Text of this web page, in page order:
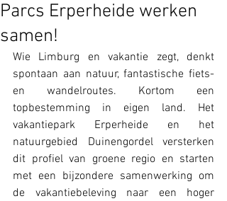
Parcs Erperheide werken
samen!
Wie Limburg en vakantie zegt, denkt
spontaan aan natuur, fantastische fiets-
en wandelroutes. Kortom een
topbestemming in eigen land. Het
vakantiepark Erperheide en het
natuurgebied Duinengordel versterken
dit profiel van groene regio en starten
met een bijzondere samenwerking om
de vakantiebeleving naar een hoger